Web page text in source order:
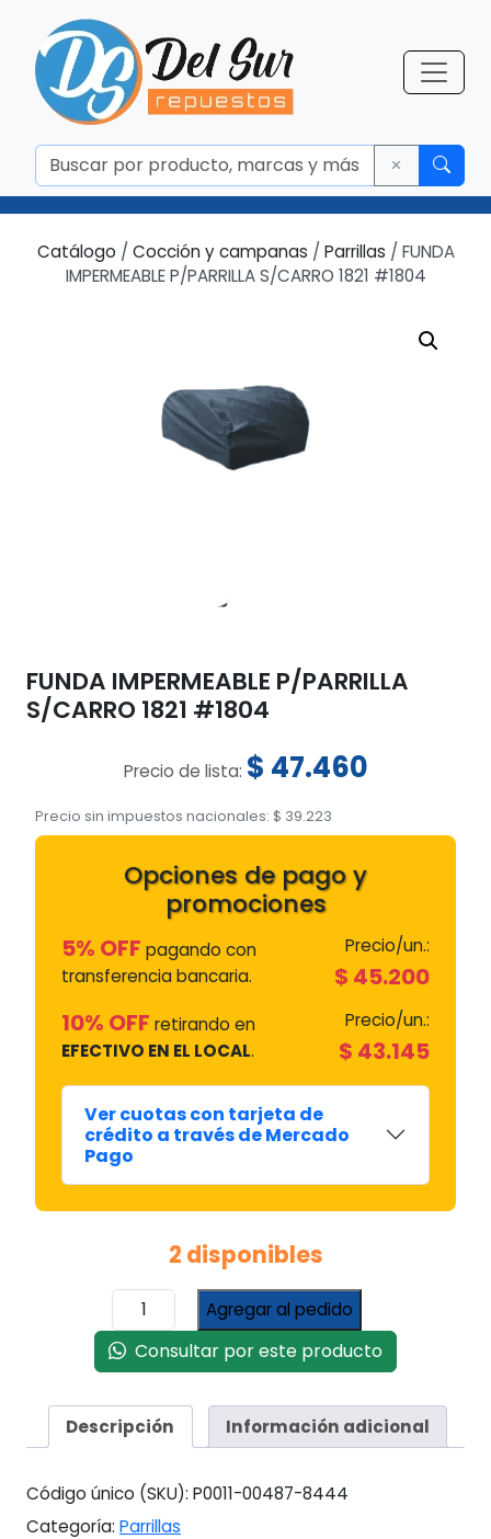
Catálogo / Cocción y campanas / Parrillas / FUNDA
IMPERMEABLE P/PARRILLA S/CARRO 1821 #1804
FUNDA IMPERMEABLE P/PARRILLA
S/CARRO 1821 #1804
Precio de lista: $ 47.460
Precio sin impuestos nacionales: $ 39.223
Opciones de pago y
promociones
5% OFF pagando con
transferencia bancaria.
Precio/un.:
$ 45.200
10% OFF retirando en
EFECTIVO EN EL LOCAL.
Precio/un.:
$ 43.145
Ver cuotas con tarjeta de
crédito a través de Mercado
Pago
2 disponibles
FUNDA
IMPERMEABLE
P/PARRILLA
S/CARRO
#1804
cantidad
Agregar al pedido
Consultar por este producto
Descripción Información adicional
Código único (SKU): P0011-00487-8444
Categoría: Parrillas